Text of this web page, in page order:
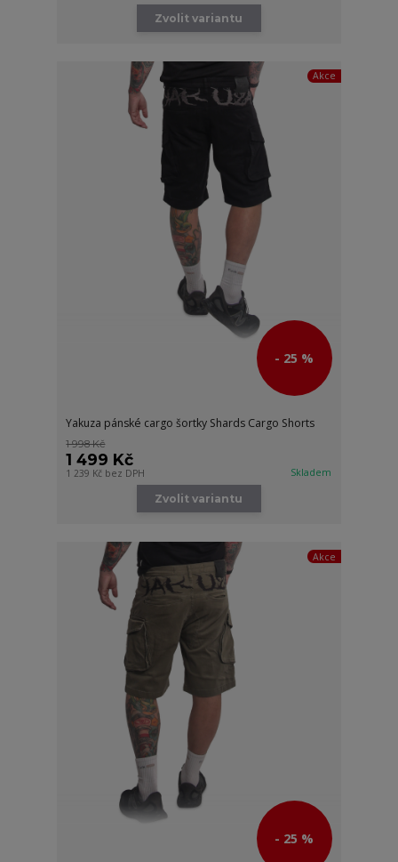
Zvolit variantu
Akce
- 25 %
Yakuza pánské cargo šortky Shards Cargo Shorts
1 998 Kč
1 499 Kč
1 239 Kč bez DPH Skladem
Zvolit variantu
Akce
- 25 %